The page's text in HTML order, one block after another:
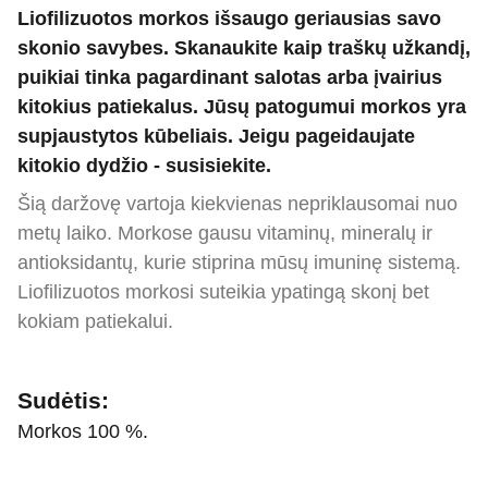
Liofilizuotos morkos išsaugo geriausias savo
skonio savybes. Skanaukite kaip traškų užkandį,
puikiai tinka pagardinant salotas arba įvairius
kitokius patiekalus. Jūsų patogumui morkos yra
supjaustytos kūbeliais. Jeigu pageidaujate
kitokio dydžio - susisiekite.
Šią daržovę vartoja kiekvienas nepriklausomai nuo
metų laiko. Morkose gausu vitaminų, mineralų ir
antioksidantų, kurie stiprina mūsų imuninę sistemą.
Liofilizuotos morkosi suteikia ypatingą skonį bet
kokiam patiekalui.
Sudėtis:
Morkos 100 %.